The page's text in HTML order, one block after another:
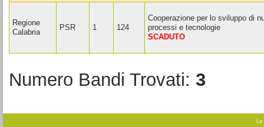
Regione
Calabria
PSR 1 124
Cooperazione per lo sviluppo di
processi e tecnologie
SCADUTO
Numero Bandi Trovati: 3